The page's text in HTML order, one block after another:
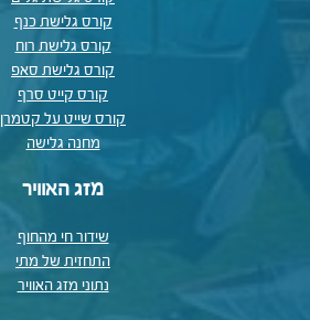
קורס גלישת כנף
קורס גלישת רוח
קורס גלישת סאפ
קורס קייט סרף
קורס שייט על קטמרן
מחנה גלישה
מזג האוויר
שידור חי מהחוף
התחזית של מתי
נתוני מזג האוויר